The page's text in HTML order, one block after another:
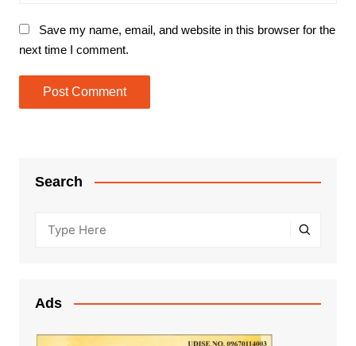
Save my name, email, and website in this browser for the
next time I comment.
Search
Ads